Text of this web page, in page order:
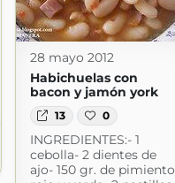
28 mayo 2012
Habichuelas con
bacon y jamón york
13 0
INGREDIENTES:- 1
cebolla- 2 dientes de
ajo- 150 gr. de pimiento